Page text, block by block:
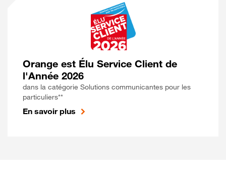
Orange est Élu Service Client de
l'Année 2026
dans la catégorie Solutions communicantes pour les
particuliers**
En savoir plus